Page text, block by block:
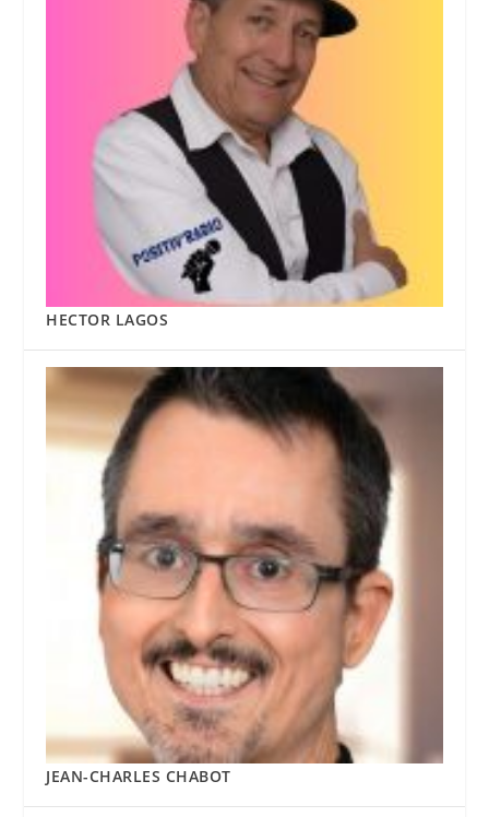
HECTOR LAGOS
JEAN-CHARLES CHABOT